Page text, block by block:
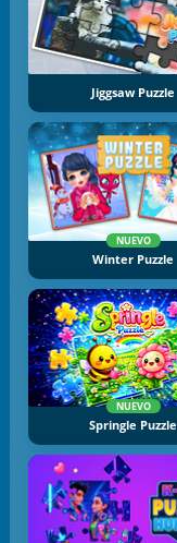
Jiggsaw Puzzle
NUEVO
Winter Puzzle
NUEVO
Springle Puzzle